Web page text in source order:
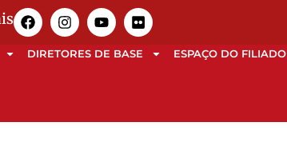
DIRETORES DE BASE ESPAÇO DO FILIADO